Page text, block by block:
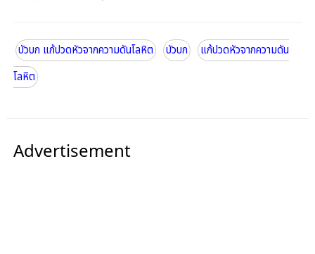
บัวบก แก้ปวดหัวจากความดันโลหิต บัวบก
แก้ปวดหัวจากความดัน
โลหิต
Advertisement